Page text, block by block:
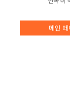
메인 페